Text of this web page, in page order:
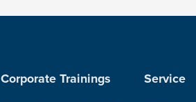
Corporate Trainings Service